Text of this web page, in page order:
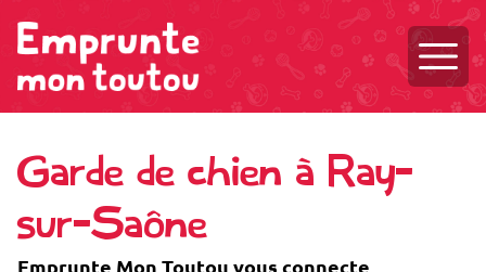
Garde de chien à Ray-
sur-Saône
Emprunte Mon Toutou vous connecte